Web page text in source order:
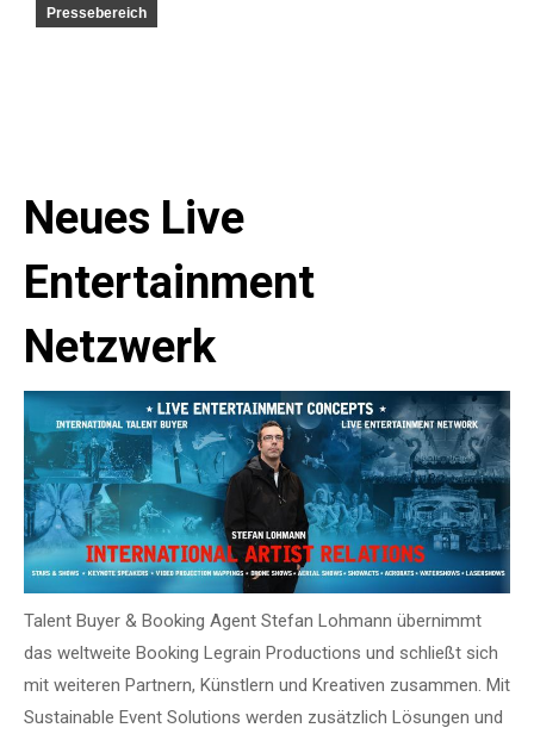
Pressebereich
Neues Live
Entertainment
Netzwerk
Talent Buyer & Booking Agent Stefan Lohmann übernimmt
das weltweite Booking Legrain Productions und schließt sich
mit weiteren Partnern, Künstlern und Kreativen zusammen. Mit
Sustainable Event Solutions werden zusätzlich Lösungen und